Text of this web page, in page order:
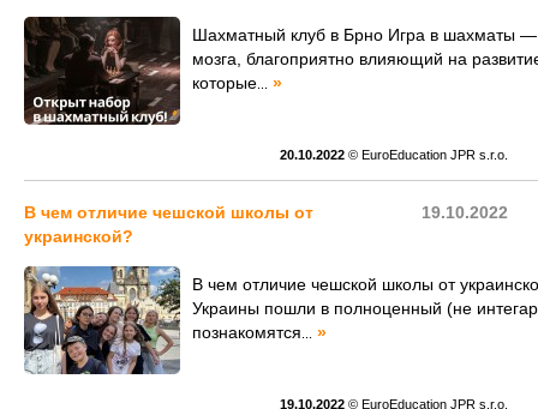
Шахматный клуб в Брно Игра в шахматы
мозга, благоприятно влияющий на
которые
»
20.10.2022 © EuroEducation JPR s.r.o.
19.10.2022
В чем отличие чешской школы от
украинской?
В чем отличие чешской школы от
Украины пошли в полноценный (не
познакомятся
»
19.10.2022 © EuroEducation JPR s.r.o.